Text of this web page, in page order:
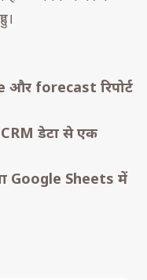
forecast रिपोर्ट
CRM डेटा से एक
Google Sheets में